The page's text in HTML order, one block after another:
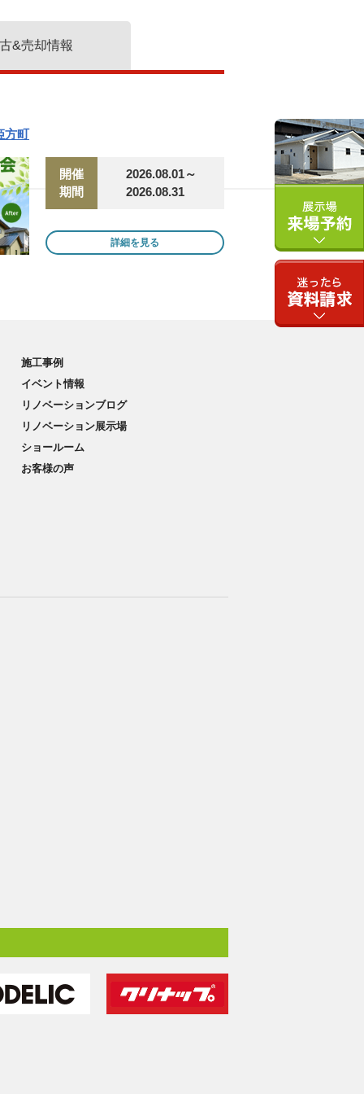
&売却情報
方町
開催
期間
2026.08.01～
2026.08.31
詳細を見る
施工事例
イベント情報
リノベーションブログ
リノベーション展示場
ショールーム
お客様の声